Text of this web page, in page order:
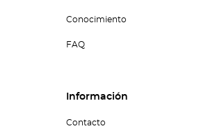
Conocimiento
FAQ
Información
Contacto